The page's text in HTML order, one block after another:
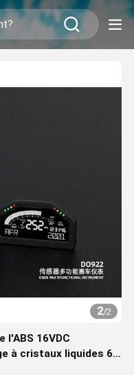
2/2
l'ABS 16VDC
à cristaux liquides 6,5